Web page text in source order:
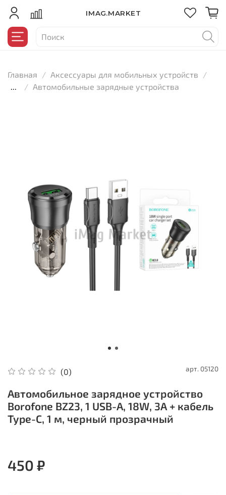
IMAG.MARKET
Главная
Аксессуары для мобильных устройств
...
Автомобильные зарядные устройства
(0) арт. 05120
Автомобильное зарядное устройство
Borofone BZ23, 1 USB-A, 18W, 3A + кабель
Type-C, 1 м, черный прозрачный
450 ₽